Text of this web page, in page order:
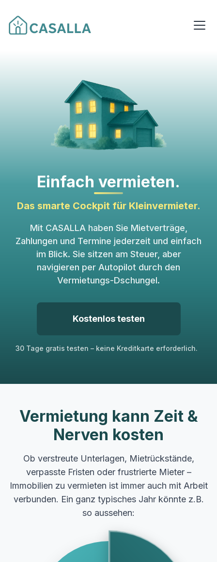
Einfach vermieten.
Das smarte Cockpit für Kleinvermieter.
Mit CASALLA haben Sie Mietverträge,
Zahlungen und Termine jederzeit und einfach
im Blick. Sie sitzen am Steuer, aber
navigieren per Autopilot durch den
Vermietungs-Dschungel.
Kostenlos testen
30 Tage gratis testen – keine Kreditkarte erforderlich.
Vermietung kann Zeit &
Nerven kosten
Ob verstreute Unterlagen, Mietrückstände,
verpasste Fristen oder frustrierte Mieter –
Immobilien zu vermieten ist immer auch mit Arbeit
verbunden. Ein ganz typisches Jahr könnte z.B.
so aussehen: